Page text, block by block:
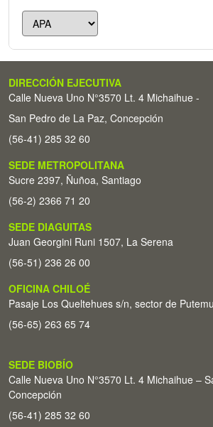
DIRECCIÓN EJECUTIVA
Calle Nueva Uno N°3570 Lt. 4 Michaihue -
San Pedro de La Paz, Concepción
(56-41) 285 32 60
SEDE METROPOLITANA
Sucre 2397, Ñuñoa, Santiago
(56-2) 2366 71 20
SEDE DIAGUITAS
Juan Georgini Runi 1507, La Serena
(56-51) 236 26 00
OFICINA CHILOÉ
Pasaje Los Queltehues s/n, sector de
(56-65) 263 65 74
SEDE BIOBÍO
Calle Nueva Uno N°3570 Lt. 4 Michaihue –
Concepción
(56-41) 285 32 60